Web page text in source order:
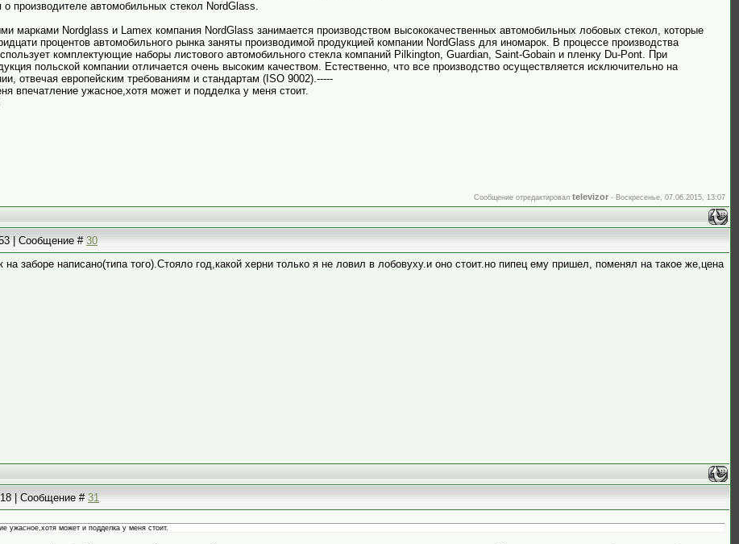
производителе автомобильных стекол NordGlass.
марками Nordglass и Lamex компания NordGlass занимается производством высококачественных автомобильных лобовых стекол, которые
процентов автомобильного рынка заняты производимой продукцией компании NordGlass для иномарок. В процессе производства
комплектующие наборы листового автомобильного стекла компаний Pilkington, Guardian, Saint-Gobain и пленку Du-Pont. При
польской компании отличается очень высоким качеством. Естественно, что все производство осуществляется исключительно на
отвечая европейским требованиям и стандартам (ISO 9002).-----
впечатление ужасное,хотя может и подделка у меня стоит.
Сообщение отредактировал televizor - Воскресенье, 07.06.2015, 13:07
| Сообщение #30
заборе написано(типа того).Стояло год,какой херни только я не ловил в лобовуху.и оно стоит.но пипец ему пришел, поменял на такое же,цена
| Сообщение #31
ужасное,хотя может и подделка у меня стоит.